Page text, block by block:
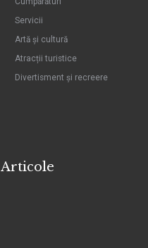
Servicii
Artă și cultură
Atracții turistice
Divertisment și recreere
Articole